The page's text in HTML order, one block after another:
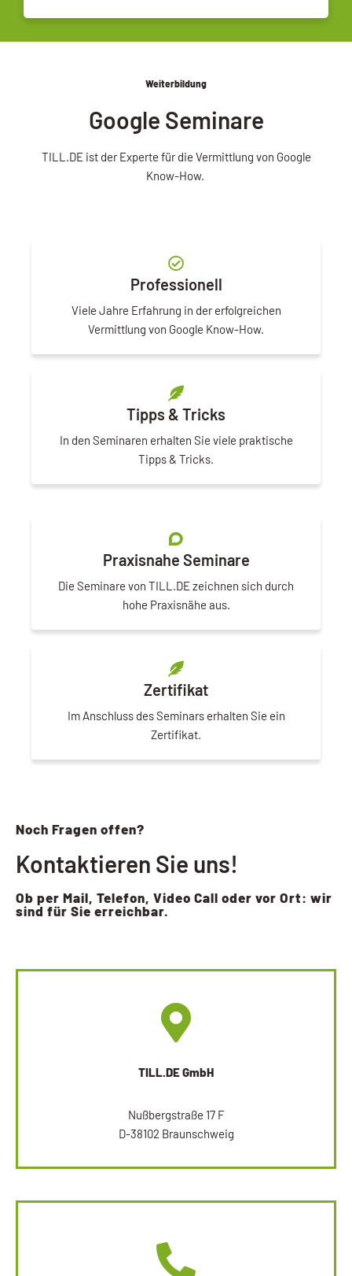
Weiterbildung
Google Seminare
TILL.DE ist der Experte für die Vermittlung von Google
Know-How.
Professionell
Viele Jahre Erfahrung in der erfolgreichen
Vermittlung von Google Know-How.
Tipps & Tricks
In den Seminaren erhalten Sie viele praktische
Tipps & Tricks.
Praxisnahe Seminare
Die Seminare von TILL.DE zeichnen sich durch
hohe Praxisnähe aus.
Zertifikat
Im Anschluss des Seminars erhalten Sie ein
Zertifikat.
Noch Fragen offen?
Kontaktieren Sie uns!
Ob per Mail, Telefon, Video Call oder vor Ort: wir
sind für Sie erreichbar.
TILL.DE GmbH
Nußbergstraße 17 F
D-38102 Braunschweig